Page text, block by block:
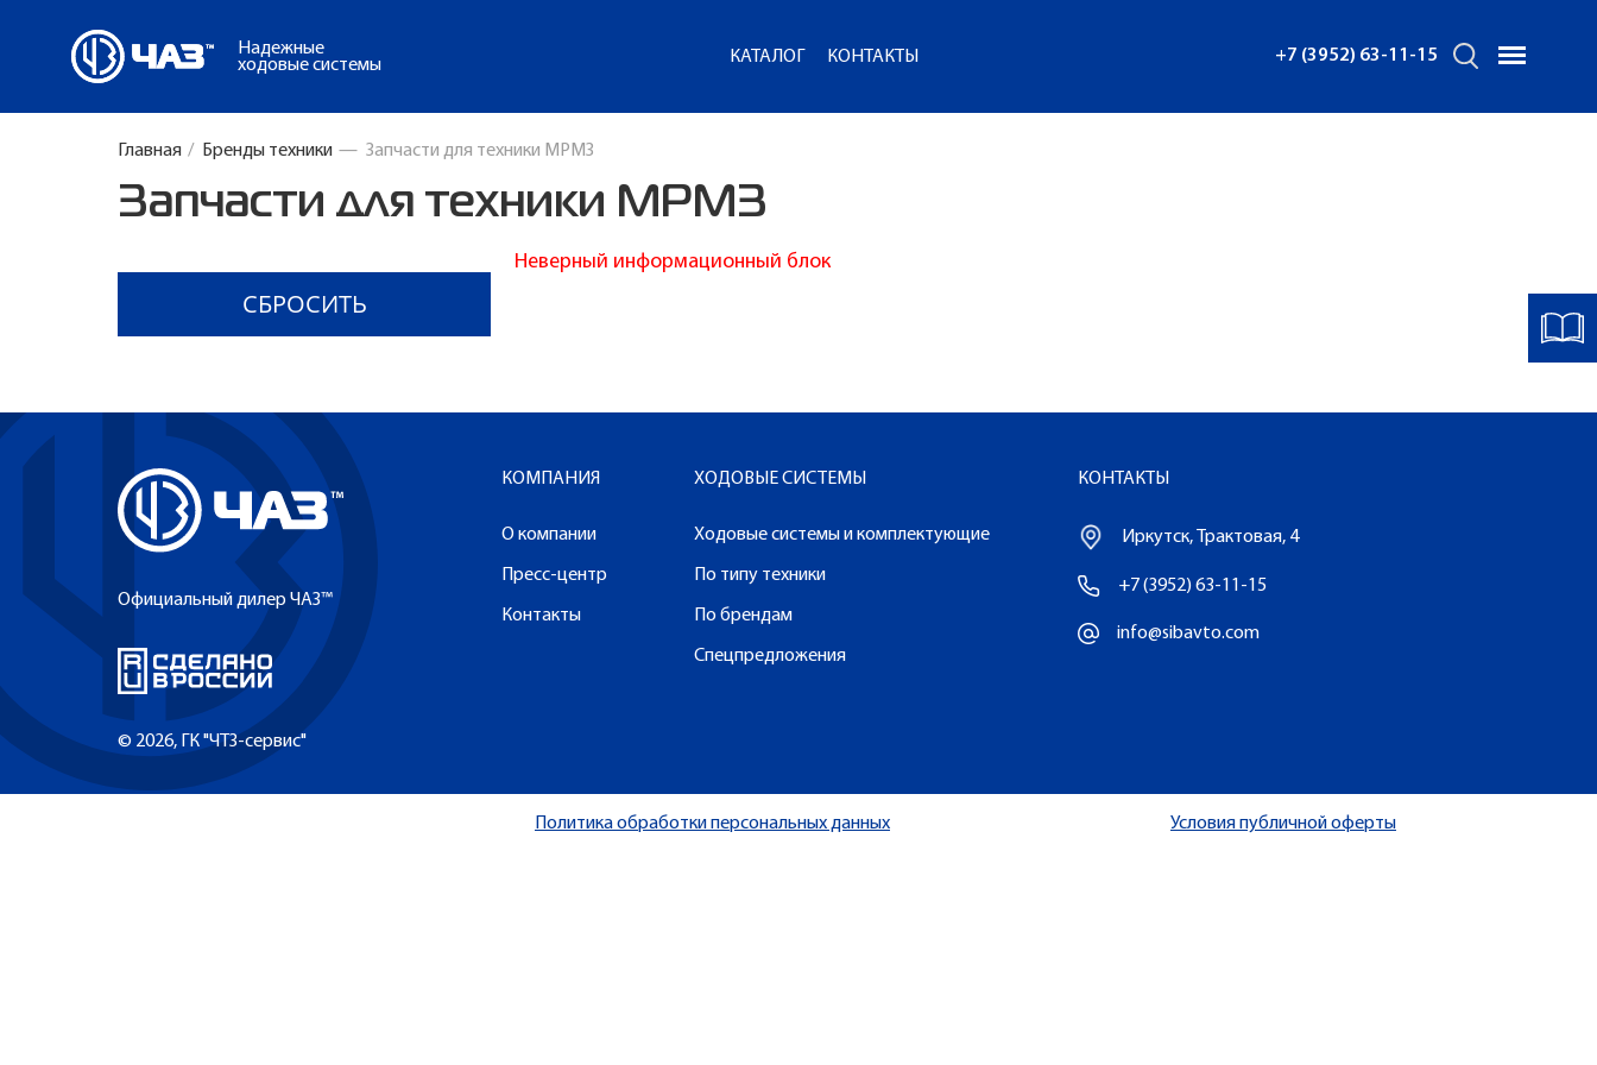
Надежные
ходовые системы
КАТАЛОГ КОНТАКТЫ +7 (3952) 63-11-15
Главная / Бренды техники — Запчасти для техники МРМЗ
Запчасти для техники МРМЗ
Неверный информационный блок
Официальный дилер ЧАЗ™
© 2026, ГК "ЧТЗ-сервис"
КОМПАНИЯ
О компании
Пресс-центр
Контакты
ХОДОВЫЕ СИСТЕМЫ
Ходовые системы и комплектующие
По типу техники
По брендам
Спецпредложения
КОНТАКТЫ
Иркутск, Трактовая, 4
+7 (3952) 63-11-15
info@sibavto.com
Политика обработки персональных данных Условия публичной оферты